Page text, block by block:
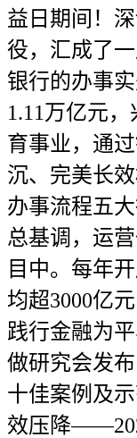
益日期间！
役，汇成了
银行的办事
1.11万亿元
育事业，通
沉、完美长
办事流程五
总基调，运
目中。每年
均超3000亿
践行金融为
做研究会发
十佳案例及
效压降